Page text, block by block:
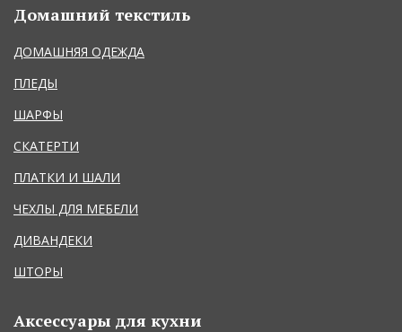
Домашний текстиль
ДОМАШНЯЯ ОДЕЖДА
ПЛЕДЫ
ШАРФЫ
СКАТЕРТИ
ПЛАТКИ И ШАЛИ
ЧЕХЛЫ ДЛЯ МЕБЕЛИ
ДИВАНДЕКИ
ШТОРЫ
Аксессуары для кухни